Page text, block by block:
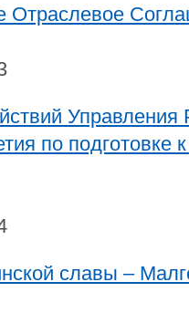
Отраслевое
Управления
по подготовке
славы –